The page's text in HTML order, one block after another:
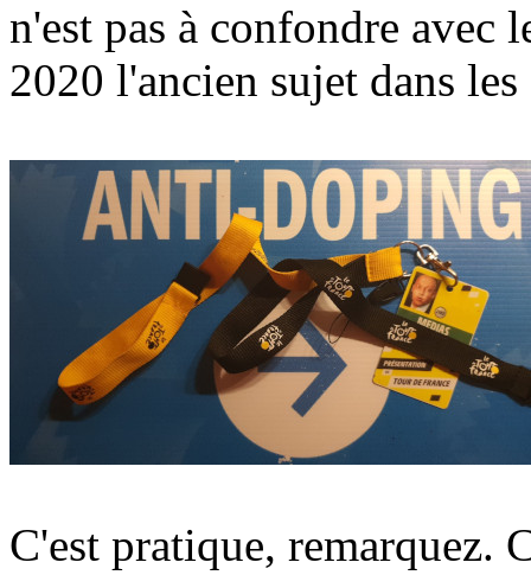
n'est pas à confondre avec
2020 l'ancien sujet dans
C'est pratique, remarquez.